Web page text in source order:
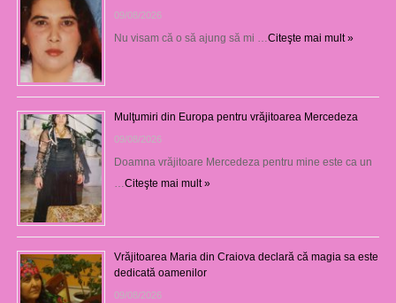
09/08/2026
Nu visam că o să ajung să mi … Citeşte mai mult »
Mulţumiri din Europa pentru vrăjitoarea Mercedeza
09/08/2026
Doamna vrăjitoare Mercedeza pentru mine este ca un
Citeşte mai mult »
Vrăjitoarea Maria din Craiova declară că magia sa este
dedicată oamenilor
09/08/2026